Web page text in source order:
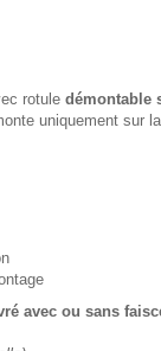
rotule démontable
uniquement sur
avec ou sans